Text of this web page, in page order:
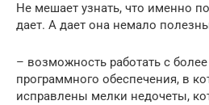
Не мешает узнать, что именно
дает. А дает она немало
– возможность работать с
программного обеспечения, в
исправлены мелки недочеты,